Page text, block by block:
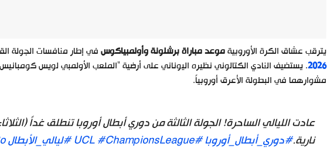
يترقب عشاق الكرة الأوروبيةموعد مباراة برشلونة وأولمبياكوسفي إطار منافسات الجولة
2026. يستضيف النادي الكتالوني نظيره اليوناني على أرضية “الملعب الأولمبي لويس
مشوارهما في البطولة الأعرق أوروبياً.
عادت الليالي الساحرة! الجولة الثالثة من دوري أبطال أوروبا تنطلق غداً
نارية.#دوري_أبطال_أوروبا#UCL
#ChampionsLeague #ليالي_الأبطال